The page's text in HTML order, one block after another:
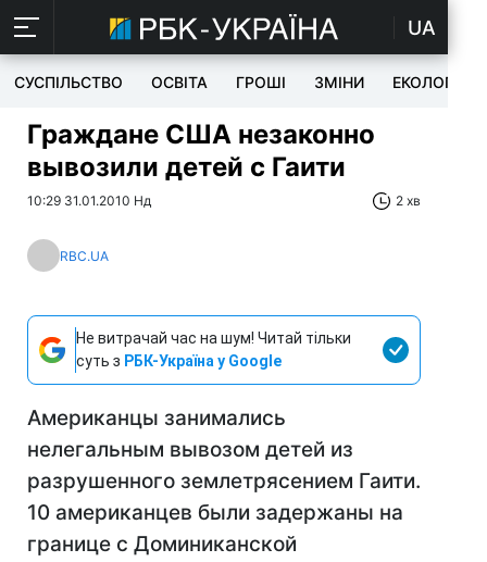
UA
СУСПІЛЬСТВО ОСВІТА ГРОШІ ЗМІНИ ЕКОЛОГІЯ
Граждане США незаконно
вывозили детей с Гаити
10:29 31.01.2010 Нд 2 хв
RBC.UA
Не витрачай час на шум! Читай тільки
суть з РБК-Україна у Google
Американцы занимались
нелегальным вывозом детей из
разрушенного землетрясением Гаити.
10 американцев были задержаны на
границе с Доминиканской